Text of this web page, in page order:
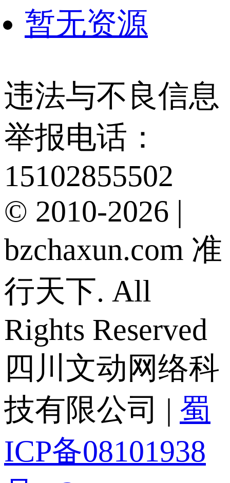
暂无资源
违法与不良信息
举报电话：
15102855502
© 2010-2026 |
bzchaxun.com 准
行天下. All
Rights Reserved
四川文动网络科
技有限公司 | 蜀
ICP备08101938